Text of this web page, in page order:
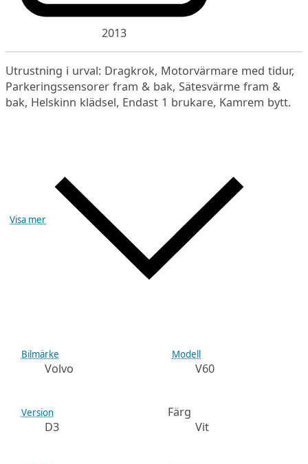
2013
Utrustning i urval: Dragkrok, Motorvärmare med tidur,
Parkeringssensorer fram & bak, Sätesvärme fram &
bak, Helskinn klädsel, Endast 1 brukare, Kamrem bytt.
Visa mer
Bilmärke
Volvo
Modell
V60
Version
D3
Färg
Vit